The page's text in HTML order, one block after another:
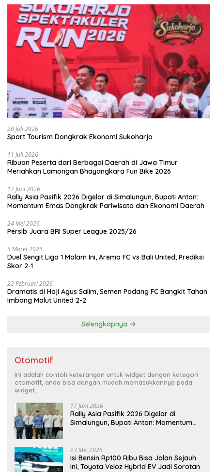
20 Juli 2026
Sport Tourism Dongkrak Ekonomi Sukoharjo
11 Juli 2026
Ribuan Peserta dari Berbagai Daerah di Jawa Timur
Meriahkan Lamongan Bhayangkara Fun Bike 2026
17 Juni 2026
Rally Asia Pasifik 2026 Digelar di Simalungun, Bupati Anton:
Momentum Emas Dongkrak Pariwisata dan Ekonomi Daerah
24 Mei 2026
Persib Juara BRI Super League 2025/26
6 Maret 2026
Duel Sengit Liga 1 Malam Ini, Arema FC vs Bali United, Prediksi
Skor 2-1
22 Februari 2026
Dramatis di Haji Agus Salim, Semen Padang FC Bangkit Tahan
Imbang Malut United 2-2
Selengkapnya
Otomotif
Ini adalah contoh keterangan untuk widget dengan kategori
otomotif, anda bisa dengan mudah memasukkannya pada
widget.
17 Juni 2026
Rally Asia Pasifik 2026 Digelar di
Simalungun, Bupati Anton: Momentum
23 Mei 2026
Isi Bensin Rp100 Ribu Bisa Jalan Sejauh
Ini, Toyota Veloz Hybrid EV Jadi Sorotan